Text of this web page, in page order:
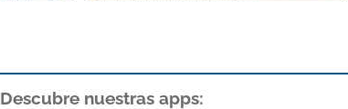
Descubre nuestras apps: